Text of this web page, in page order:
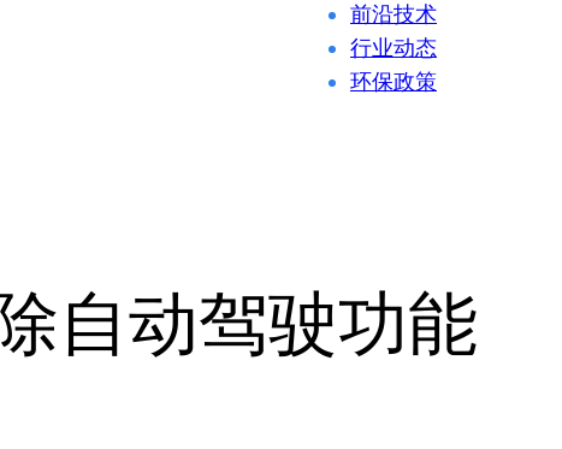
前沿技术
行业动态
环保政策
自动驾驶功能